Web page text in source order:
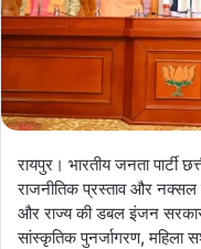
रायपुर। भारतीय जनता पार्टी
राजनीतिक प्रस्ताव और
और राज्य की डबल इंजन
सांस्कृतिक पुनर्जागरण,